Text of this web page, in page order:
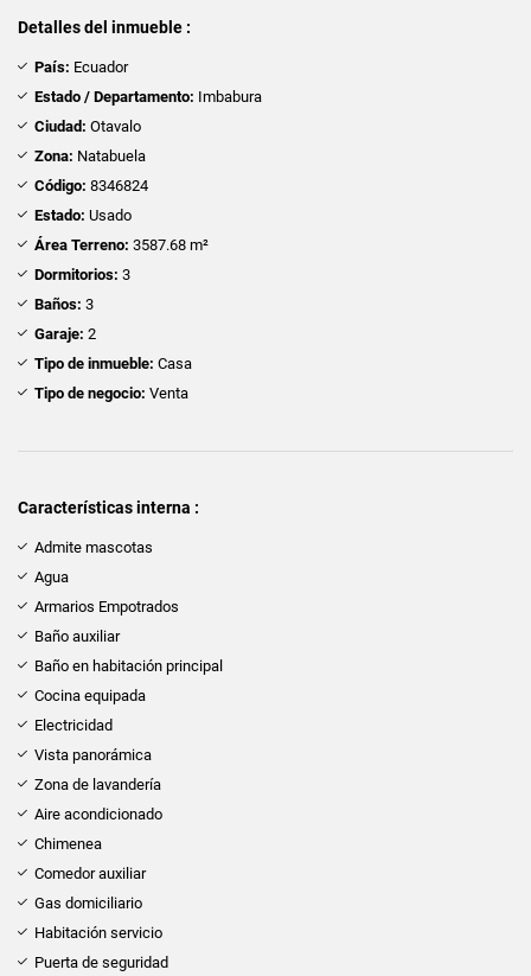
Detalles del inmueble :
País: Ecuador
Estado / Departamento: Imbabura
Ciudad: Otavalo
Zona: Natabuela
Código: 8346824
Estado: Usado
Área Terreno: 3587.68 m²
Dormitorios: 3
Baños: 3
Garaje: 2
Tipo de inmueble: Casa
Tipo de negocio: Venta
Características interna :
Admite mascotas
Agua
Armarios Empotrados
Baño auxiliar
Baño en habitación principal
Cocina equipada
Electricidad
Vista panorámica
Zona de lavandería
Aire acondicionado
Chimenea
Comedor auxiliar
Gas domiciliario
Habitación servicio
Puerta de seguridad